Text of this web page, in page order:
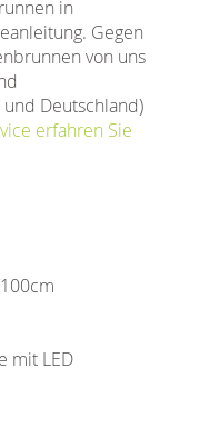
in
Gegen
von uns
Deutschland)
erfahren Sie
mit LED